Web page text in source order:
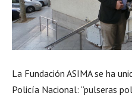
La Fundación ASIMA se ha
Policía Nacional: “pulseras